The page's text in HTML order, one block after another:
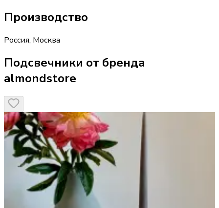
Производство
Россия, Москва
Подсвечники от бренда
almondstore